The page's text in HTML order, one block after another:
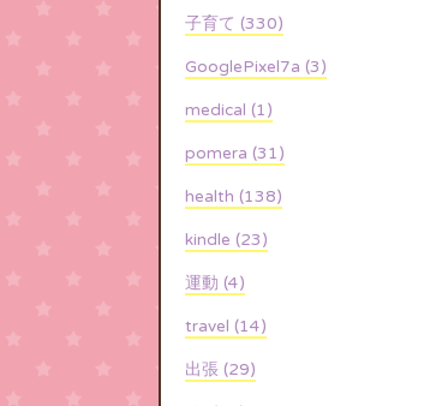
子育て (330)
GooglePixel7a (3)
medical (1)
pomera (31)
health (138)
kindle (23)
運動 (4)
travel (14)
出張 (29)